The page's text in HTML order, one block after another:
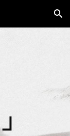
Skip to navigation
」